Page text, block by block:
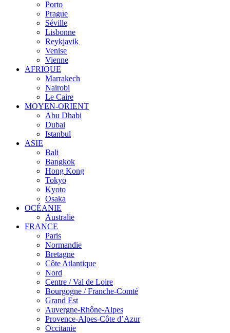
Porto
Prague
Séville
Lisbonne
Reykjavik
Venise
Vienne
AFRIQUE
Marrakech
Nairobi
Le Caire
MOYEN-ORIENT
Abu Dhabi
Dubai
Istanbul
ASIE
Bali
Bangkok
Hong Kong
Tokyo
Kyoto
Osaka
OCÉANIE
Australie
FRANCE
Paris
Normandie
Bretagne
Côte Atlantique
Nord
Centre / Val de Loire
Bourgogne / Franche-Comté
Grand Est
Auvergne-Rhône-Alpes
Provence-Alpes-Côte d’Azur
Occitanie